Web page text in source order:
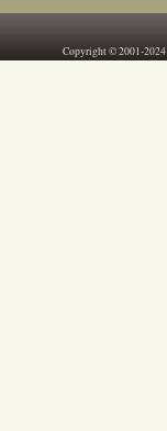
Copyright © 2001-2024